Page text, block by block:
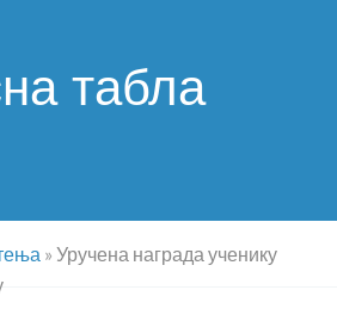
табла
»Уручена награда ученику